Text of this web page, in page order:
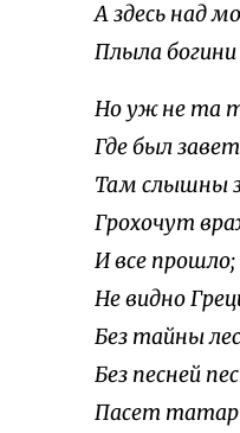
А здесь над
Плыла богини
Но уж не та
Где был
Там слышны
Грохочут
И все прошло;
Не видно
Без тайны
Без песней
Пасет